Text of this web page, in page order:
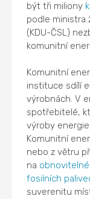
být tři miliony
podle ministra
(KDU-ČSL)
komunitní
Komunitní
instituce sdílí
výrobnách. V
spotřebitelé,
výroby
Komunitní
nebo z větru
na
fosilních
suverenitu